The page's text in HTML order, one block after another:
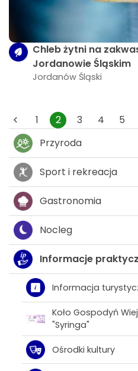
Chleb żytni na
Jordanowie Śląskim
Jordanów Śląski
1 2 3 4 5
Przyroda
Sport i rekreacja
Gastronomia
Nocleg
Informacje
Informacja
Koło Gospodyń
"Syringa"
Ośrodki kultury